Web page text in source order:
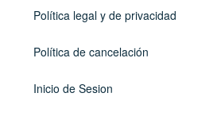
Política legal y de privacidad
Política de cancelación
Inicio de Sesion